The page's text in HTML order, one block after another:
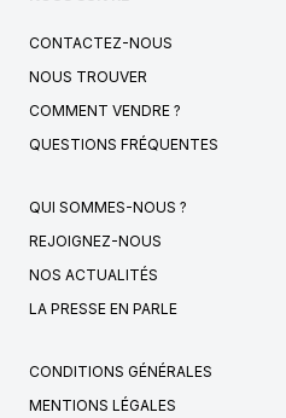
CONTACTEZ-NOUS
NOUS TROUVER
COMMENT VENDRE ?
QUESTIONS FRÉQUENTES
QUI SOMMES-NOUS ?
REJOIGNEZ-NOUS
NOS ACTUALITÉS
LA PRESSE EN PARLE
CONDITIONS GÉNÉRALES
MENTIONS LÉGALES